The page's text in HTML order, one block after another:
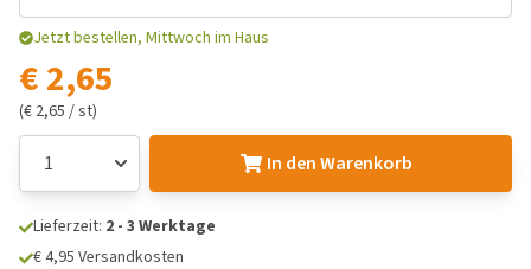
Jetzt bestellen, Mittwoch im Haus
€ 2,65
(€ 2,65 / st)
In den Warenkorb
Lieferzeit: 2 - 3 Werktage
€ 4,95 Versandkosten